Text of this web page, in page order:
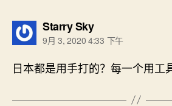
Starry Sky说：
9月 3, 2020 4:33 下午
日本都是用手打的？每一个用工